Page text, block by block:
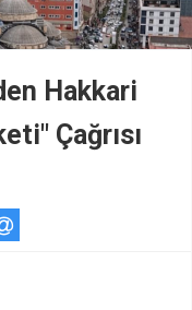
Hakkari
Çağrısı